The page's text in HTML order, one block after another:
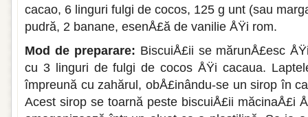
cacao, 6 linguri fulgi de cocos, 125 g unt (sau
pudră, 2 banane, esenÅ£ă de vani­lie ÅŸi rom.
Mod de preparare: BiscuiÅ£ii se mărunÅ£esc
cu 3 linguri de fulgi de cocos ÅŸi cacaua.
împreună cu zahărul, obÅ£inându-se un sirop în
Acest sirop se toarnă peste biscuiÅ£ii măcinaÅ£i